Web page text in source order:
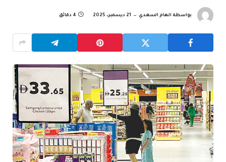
بواسطة الهام السعدي 21 ديسمبر، 2025 4 دقائق